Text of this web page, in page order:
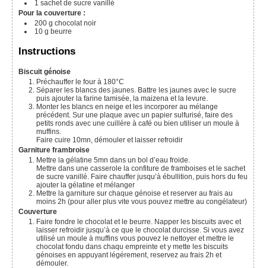
1 sachet de sucre vanillé
Pour la couverture :
200 g chocolat noir
10 g beurre
Instructions
Biscuit génoise
Préchauffer le four à 180°C
Séparer les blancs des jaunes. Battre les jaunes avec le sucre
puis ajouter la farine tamisée, la maizena et la levure.
Monter les blancs en neige et les incorporer au mélange
précédent. Sur une plaque avec un papier sulfurisé, faire des
petits ronds avec une cuillère à café ou bien utiliser un moule à
muffins.
Faire cuire 10mn, démouler et laisser refroidir
Garniture frambroise
Mettre la gélatine 5mn dans un bol d’eau froide.
Mettre dans une casserole la confiture de framboises et le sachet
de sucre vanillé. Faire chauffer jusqu’à ébullition, puis hors du feu
ajouter la gélatine et mélanger
Mettre la garniture sur chaque génoise et reserver au frais au
moins 2h (pour aller plus vite vous pouvez mettre au congélateur)
Couverture
Faire fondre le chocolat et le beurre. Napper les biscuits avec et
laisser refroidir jusqu’à ce que le chocolat durcisse. Si vous avez
utilisé un moule à muffins vous pouvez le nettoyer et mettre le
chocolat fondu dans chaqu empreinte et y mette les biscuits
génoises en appuyant légérement, reservez au frais 2h et
démouler.